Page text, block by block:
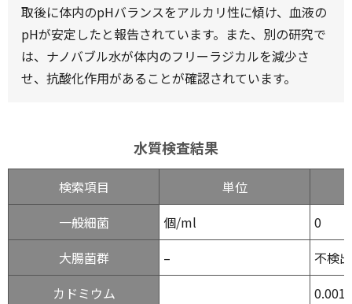
取後に体内のpHバランスをアルカリ性に傾け、血液の
pHが安定したと報告されています。また、別の研究で
は、ナノバブル水が体内のフリーラジカルを減少さ
せ、抗酸化作用があることが確認されています。
水質検査結果
検索項目
単位
一般細菌
個/ml
0
大腸菌群
–
不検出
カドミウム
0.001